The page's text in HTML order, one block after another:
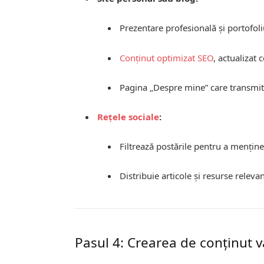
Prezentare profesională și
Conținut optimizat SEO, actualizat
Pagina „Despre mine” care
Rețele sociale:
Filtrează postările pentru a
Distribuie articole și resurse
Pasul 4: Crearea de conținut